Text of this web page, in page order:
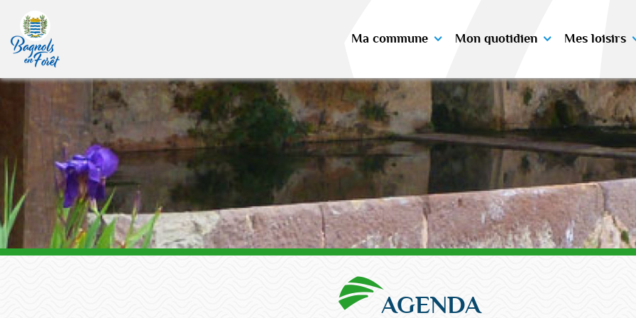
Ma commune Mon quotidien Mes loisirs
AGENDA